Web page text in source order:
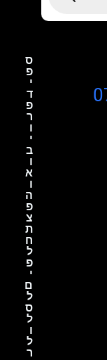
ס
פ
י
ד
פ
ר
ו
י
ב
ו
א
ו
ה
פ
צ
ת
ח
ל
פ
י
ם
ל
ס
ל
ו
ל
ר